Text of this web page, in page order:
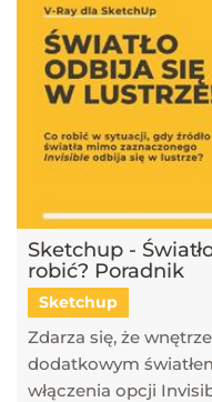
projektantów, jakie są
optymalizować proces
bieżąco z technologią i
przestrzeni i wizualizacji 3D!
Sketchup -
robić? Poradnik
Sketchup
Zdarza się, że
dodatkowym
włączenia opcji